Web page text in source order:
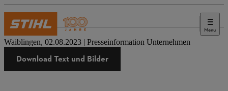
Menu
Presse
Waiblingen, 02.08.2023 | Presseinformation Unternehmen
Download Text und Bilder